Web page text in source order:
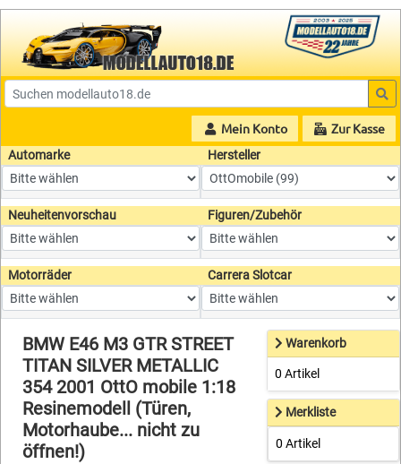
Mein Konto Zur Kasse
Automarke Hersteller
Neuheitenvorschau Figuren/Zubehör
Motorräder Carrera Slotcar
BMW E46 M3 GTR STREET
TITAN SILVER METALLIC
354 2001 OttO mobile 1:18
Resinemodell (Türen,
Motorhaube... nicht zu
öffnen!)
Warenkorb
0 Artikel
Merkliste
0 Artikel